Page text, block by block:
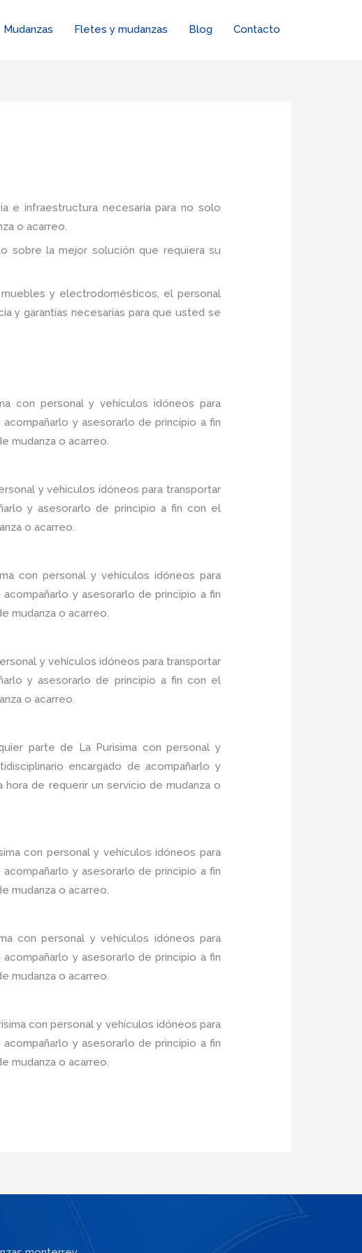
Mudanzas Fletes y mudanzas Blog Contacto
e infraestructura necesaria para no solo
o acarreo.
sobre la mejor solución que requiera su
y electrodomésticos, el personal
y garantías necesarias para que usted se
con personal y vehículos idóneos para
y asesorarlo de principio a fin
mudanza o acarreo.
y vehículos idóneos para transportar
y asesorarlo de principio a fin con el
o acarreo.
con personal y vehículos idóneos para
y asesorarlo de principio a fin
mudanza o acarreo.
y vehículos idóneos para transportar
y asesorarlo de principio a fin con el
o acarreo.
parte de La Purisima con personal y
encargado de acompañarlo y
de requerir un servicio de mudanza o
con personal y vehículos idóneos para
y asesorarlo de principio a fin
mudanza o acarreo.
con personal y vehículos idóneos para
y asesorarlo de principio a fin
mudanza o acarreo.
con personal y vehículos idóneos para
y asesorarlo de principio a fin
mudanza o acarreo.